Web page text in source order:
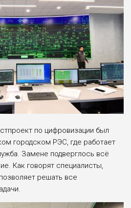
по цифровизации был
городском РЭС, где работает
Замене подверглось всё
Как говорят специалисты,
решать все